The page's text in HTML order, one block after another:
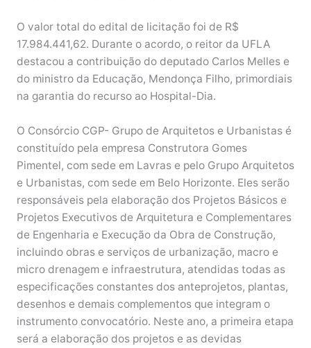
O valor total do edital de licitação foi de R$
17.984.441,62. Durante o acordo, o reitor da UFLA
destacou a contribuição do deputado Carlos Melles e
do ministro da Educação, Mendonça Filho, primordiais
na garantia do recurso ao Hospital-Dia.
O Consórcio CGP- Grupo de Arquitetos e Urbanistas é
constituído pela empresa Construtora Gomes
Pimentel, com sede em Lavras e pelo Grupo Arquitetos
e Urbanistas, com sede em Belo Horizonte. Eles serão
responsáveis pela elaboração dos Projetos Básicos e
Projetos Executivos de Arquitetura e Complementares
de Engenharia e Execução da Obra de Construção,
incluindo obras e serviços de urbanização, macro e
micro drenagem e infraestrutura, atendidas todas as
especificações constantes dos anteprojetos, plantas,
desenhos e demais complementos que integram o
instrumento convocatório. Neste ano, a primeira etapa
será a elaboração dos projetos e as devidas